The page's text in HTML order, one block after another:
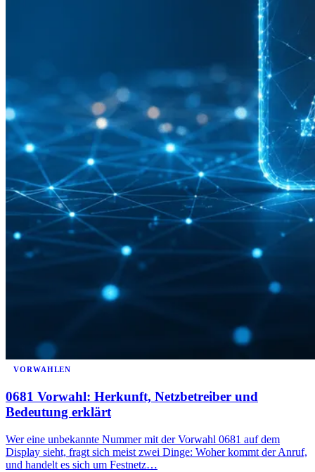
VORWAHLEN
0681 Vorwahl: Herkunft, Netzbetreiber und
Bedeutung erklärt
Wer eine unbekannte Nummer mit der Vorwahl 0681 auf dem
Display sieht, fragt sich meist zwei Dinge: Woher kommt der Anruf,
und handelt es sich um Festnetz…